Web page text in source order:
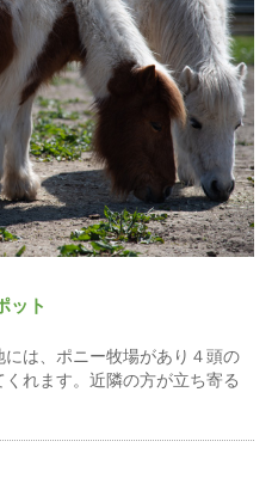
ット
は、ポニー牧場があり４頭の
れます。近隣の方が立ち寄る